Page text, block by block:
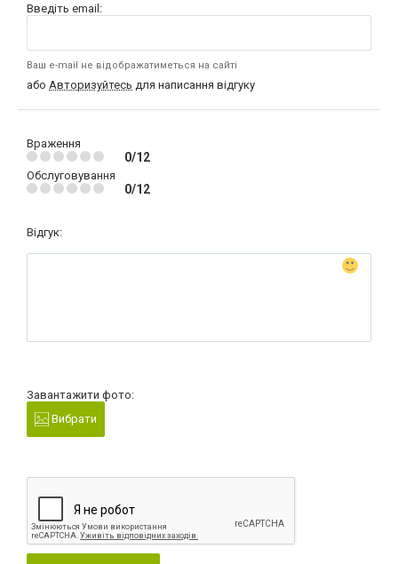
Введіть email:
Ваш e-mail не відображатиметься на сайті
або Авторизуйтесь для написання відгуку
Враження
0/12
Обслуговування
0/12
Відгук:
Завантажити фото:
Вибрати